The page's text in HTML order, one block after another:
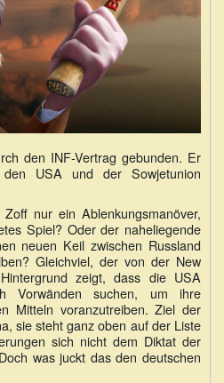
den INF-Vertrag gebunden. Er
USA und der Sowjetunion
nur ein Ablenkungsmanöver,
Spiel? Oder der naheliegende
neuen Keil zwischen Russland
Gleichviel, der von der New
zeigt, dass die USA
Vorwänden suchen, um ihre
Mitteln voranzutreiben. Ziel der
sie steht ganz oben auf der Liste
sich nicht dem Diktat der
was juckt das den deutschen